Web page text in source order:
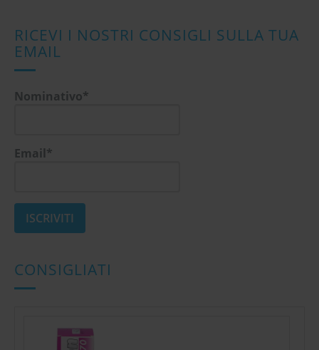
RICEVI I NOSTRI CONSIGLI SULLA TUA
EMAIL
Nominativo*
Email*
CONSIGLIATI